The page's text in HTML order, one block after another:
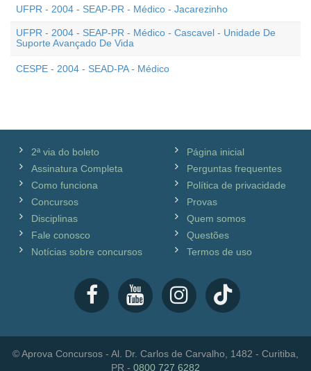
UFPR - 2004 - SEAP-PR - Médico - Jacarezinho
UFPR - 2004 - SEAP-PR - Médico - Cascavel - Unidade De
Suporte Avançado De Vida
CESPE - 2004 - SEAD-PA - Médico
2ª via do boleto
Assinatura Completa
Como funciona
Concursos
Disciplinas
Fale conosco
Notícias sobre concursos
Página inicial
Perguntas frequentes
Política de privacidade
Provas
Quem somos
Questões
Termos de uso
© Aprova Concursos - Al. Dr. Carlos de Carvalho, 1482 - Curitiba,
PR - 0800 727 6282